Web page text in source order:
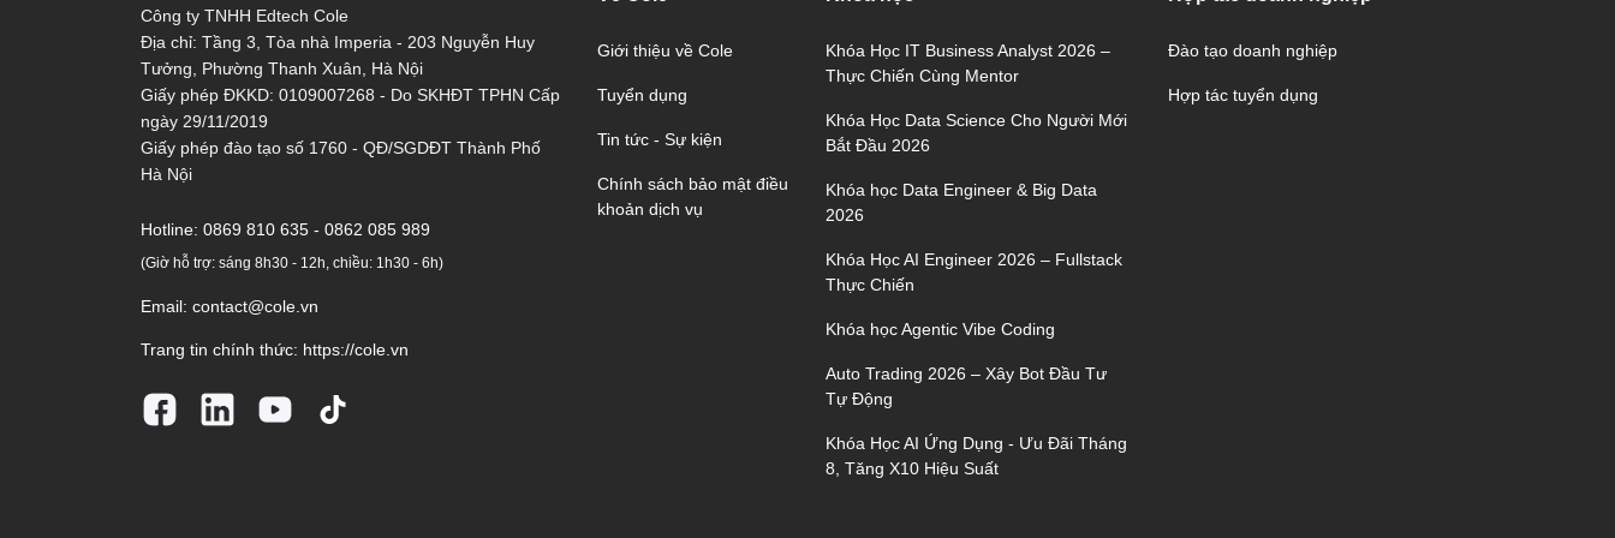
Công ty TNHH Edtech Cole
Địa chỉ: Tầng 3, Tòa nhà Imperia - 203 Nguyễn Huy
Tưởng, Phường Thanh Xuân, Hà Nội
Giấy phép ĐKKD: 0109007268 - Do SKHĐT TPHN Cấp
ngày 29/11/2019
Giấy phép đào tạo số 1760 - QĐ/SGDĐT Thành Phố
Hà Nội
Hotline: 0869 810 635 - 0862 085 989
(Giờ hỗ trợ: sáng 8h30 - 12h, chiều: 1h30 - 6h)
Email: contact@cole.vn
Trang tin chính thức: https://cole.vn
Giới thiệu về Cole
Tuyển dụng
Tin tức - Sự kiện
Chính sách bảo mật điều
khoản dịch vụ
Khóa Học IT Business Analyst 2026 –
Thực Chiến Cùng Mentor
Khóa Học Data Science Cho Người Mới
Bắt Đầu 2026
Khóa học Data Engineer & Big Data
2026
Khóa Học AI Engineer 2026 – Fullstack
Thực Chiến
Khóa học Agentic Vibe Coding
Auto Trading 2026 – Xây Bot Đầu Tư
Tự Động
Khóa Học AI Ứng Dụng - Ưu Đãi Tháng
8, Tăng X10 Hiệu Suất
Đào tạo doanh nghiệp
Hợp tác tuyển dụng